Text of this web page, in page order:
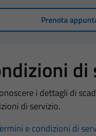
Prenota
i dettagli di
di servizio.
e condizioni di